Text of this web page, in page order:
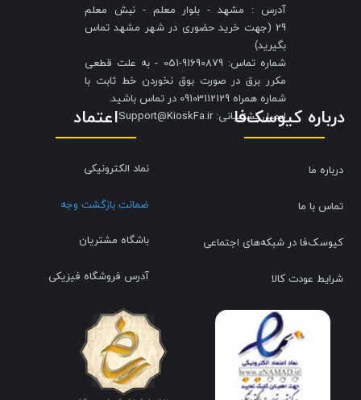
آدرس : مشهد - بلوار معلم - نبش معلم
29 (جهت خرید حضوری در شهر مشهد تماس
بگیرید)
شماره تماس: 91690879-051 - به علت قطعی
مکرر برق در صورت بوق نخوردن خط ثابت با
شماره همراه 09103112129 در تماس باشید.
​​​​​​​ایمیل پشتیبانی: Support@KioskFa.ir
اعتماد
نماد الکترونیکی
ضمانت بازگشت وجه
باشگاه مشتریان
آدرس فروشگاه فیزیکی
درباره کیوسک‌فا
درباره ما
تماس با ما
کیوسک‌فا در شبکه‌های اجتماعی
شرایط عودت کالا